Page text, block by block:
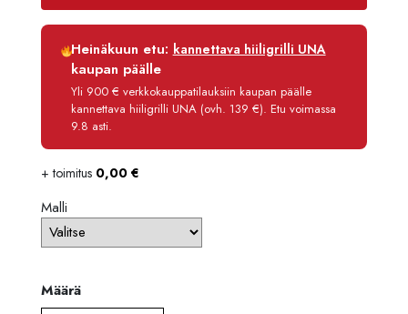
Luottoaika
12 kk
Korko
Käsittelymaksu
3,90 €/kk
Maksettava yhteensä
Heinäkuun etu: kannettava hiiligrilli UNA
kaupan päälle
Yli 900 € verkkokauppatilauksiin kaupan päälle
kannettava hiiligrilli UNA (ovh. 139 €). Etu voimassa
9.8 asti.
+ toimitus 0,00 €
Malli
Määrä
Määrä